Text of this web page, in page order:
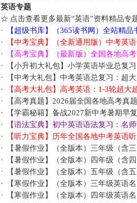
英语专题
☆ 点击查看更多最新“英语”资料精品专
·
【超级书库】（365读书网）全站精
·
【中考宝典】（全新通用版）中考英
·
【高考宝典】（最新版）全国各地高
·
【小升初大礼包】小学英语毕业总复
·
【中考大礼包】中考英语总复习：超
·
【高考大礼包】高考英语：1-3轮超大
·
【高考真题】2026届全国各地高考真
·
【学霸秘籍】备战2027新中考暑期早
·
【语法宝典】初中英语语法复习：名
·
【听力宝典】历年全国各地中考英语
·
【暑假作业】（全版本）三年级（含
·
【暑假作业】（全版本）四年级（含
·
【暑假作业】（全版本）五年级（含
·
【寒假作业】（全版本）三年级英语
·
【寒假作业】（全版本）四年级英语